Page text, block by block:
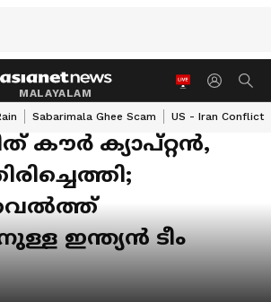
MALAYALAM
Sabarimala Ghee Scam US - Iran Conflict
കൗര്‍ ക്യാപ്റ്റന്‍,
ഇന്ത്യന്‍ ടീം